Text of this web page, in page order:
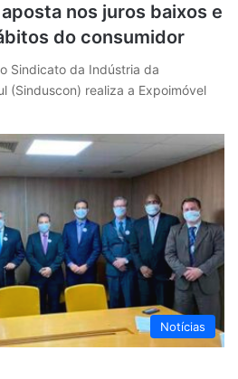
nos juros baixos e
do consumidor
Sindicato da Indústria da
(Sinduscon) realiza a Expoimóvel
Notícias